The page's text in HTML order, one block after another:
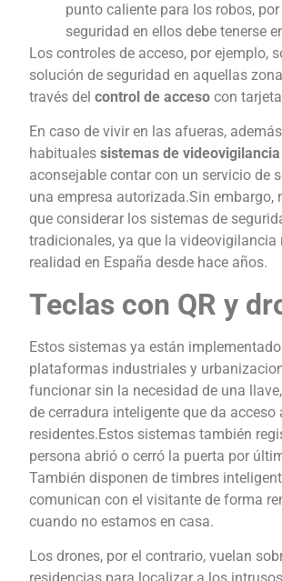
punto caliente para los robos,
seguridad en ellos debe tenerse
Los controles de acceso, por ejemplo,
solución de seguridad en aquellas
través del control de acceso con
En caso de vivir en las afueras,
habituales sistemas de
aconsejable contar con un servicio de
una empresa autorizada.Sin embargo,
que considerar los sistemas de
tradicionales, ya que la videovigilancia
realidad en España desde hace años.
Teclas con QR y
Estos sistemas ya están
plataformas industriales y
funcionar sin la necesidad de una
de cerradura inteligente que da acceso
residentes.Estos sistemas también
persona abrió o cerró la puerta por
También disponen de timbres
comunican con el visitante de forma
cuando no estamos en casa.
Los drones, por el contrario, vuelan